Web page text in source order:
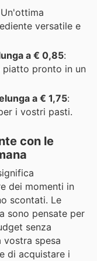
versatile e
a € 0,85:
pronto in un
a € 1,75:
i vostri pasti.
con le
dei momenti in
scontati. Le
sono pensate per
senza
vostra spesa
di acquistare i